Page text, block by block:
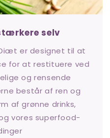
selv
er designet til at
for at restituere ved
og rensende
består af ren og
af grønne drinks,
vores superfood-